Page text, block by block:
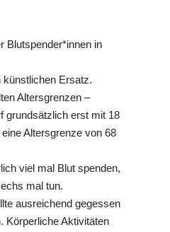
Blutspender*innen in
künstlichen Ersatz.
Altersgrenzen –
grundsätzlich erst mit 18
Altersgrenze von 68
viel mal Blut spenden,
mal tun.
ausreichend gegessen
Körperliche Aktivitäten